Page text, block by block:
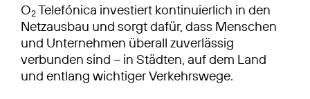
O2Telefónica investiert kontinuierlich in den
Netzausbau und sorgt dafür, dass Menschen
und Unternehmen überall zuverlässig
verbunden sind – in Städten, auf dem Land
und entlang wichtiger Verkehrswege.